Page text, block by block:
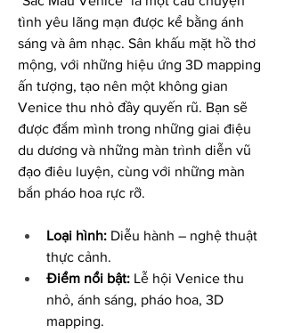
tình yêu lãng mạn được kể bằng ánh
sáng và âm nhạc. Sân khấu mặt hồ thơ
mộng, với những hiệu ứng 3D mapping
ấn tượng, tạo nên một không gian
Venice thu nhỏ đầy quyến rũ. Bạn sẽ
được đắm mình trong những giai điệu
du dương và những màn trình diễn vũ
đạo điêu luyện, cùng với những màn
bắn pháo hoa rực rỡ.
Loại hình: Diễu hành – nghệ thuật
thực cảnh.
Điểm nổi bật: Lễ hội Venice thu
nhỏ, ánh sáng, pháo hoa, 3D
mapping.